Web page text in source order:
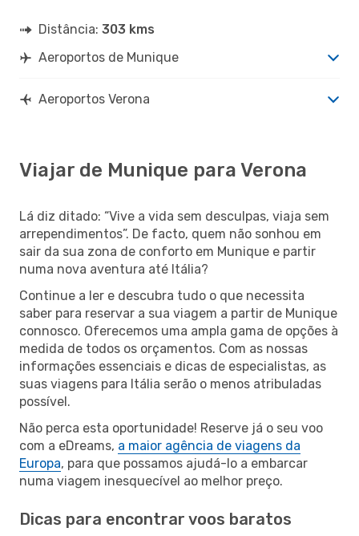
Distância: 303 kms
Aeroportos de Munique
Aeroportos Verona
Viajar de Munique para Verona
Lá diz ditado: “Vive a vida sem desculpas, viaja sem
arrependimentos”. De facto, quem não sonhou em
sair da sua zona de conforto em Munique e partir
numa nova aventura até Itália?
Continue a ler e descubra tudo o que necessita
saber para reservar a sua viagem a partir de Munique
connosco. Oferecemos uma ampla gama de opções à
medida de todos os orçamentos. Com as nossas
informações essenciais e dicas de especialistas, as
suas viagens para Itália serão o menos atribuladas
possível.
Não perca esta oportunidade! Reserve já o seu voo
com a eDreams, a maior agência de viagens da
Europa, para que possamos ajudá-lo a embarcar
numa viagem inesquecível ao melhor preço.
Dicas para encontrar voos baratos